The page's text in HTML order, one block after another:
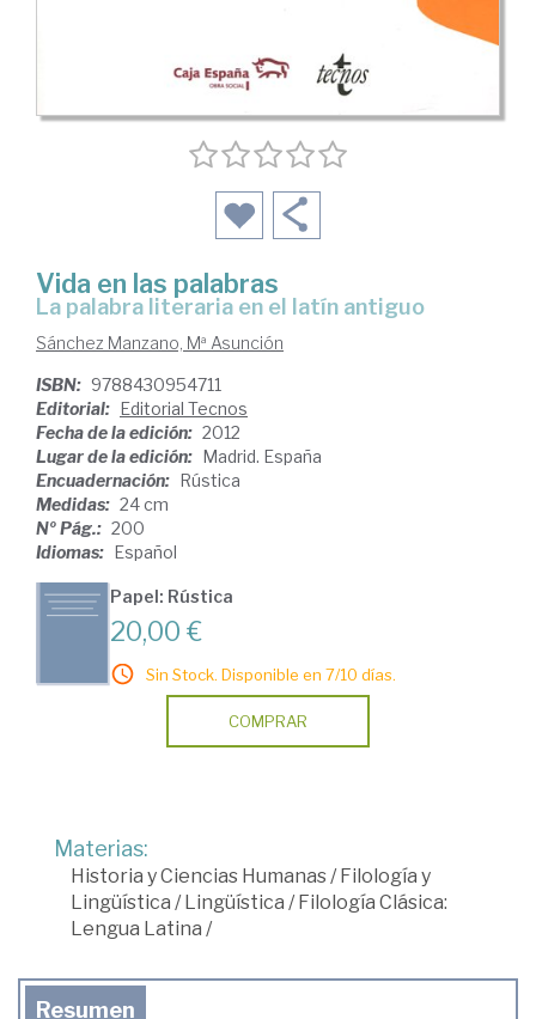
Vida en las palabras
la palabra literaria en el latín antiguo
Sánchez Manzano, Mª Asunción
ISBN: 9788430954711
Editorial: Editorial Tecnos
Fecha de la edición: 2012
Lugar de la edición: Madrid. España
Encuadernación: Rústica
Medidas: 24 cm
Nº Pág.: 200
Idiomas: Español
Papel: Rústica
20,00 €
Sin Stock. Disponible en 7/10 días.
COMPRAR
Materias:
Historia y Ciencias Humanas /Filología y
Lingüística /Lingüística /Filología Clásica:
Lengua Latina /
Resumen